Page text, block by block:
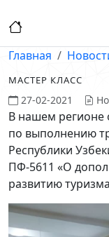
Главная
МАСТЕР КЛАСС
27-02-2021
В нашем регионе
по выполнению
Республики
ПФ-5611 «О
развитию